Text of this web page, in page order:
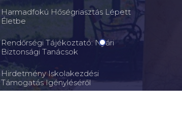
Harmadfokú Hőségriasztás Lépett
Életbe
Rendőrségi Tájékoztató: Nyári
Biztonsági Tanácsok
Hirdetmény Iskolakezdési
Támogatás Igényléséről